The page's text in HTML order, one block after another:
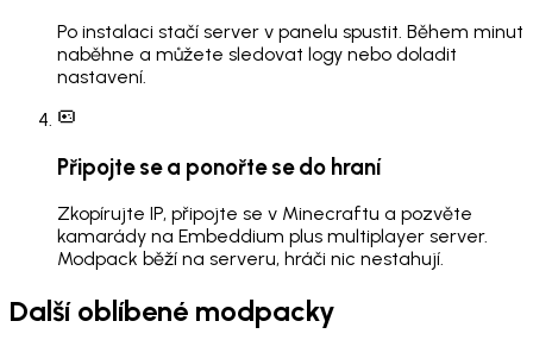
Po instalaci stačí server v panelu spustit. Během minut
naběhne a můžete sledovat logy nebo doladit
nastavení.
Připojte se a ponořte se do hraní
Zkopírujte IP, připojte se v Minecraftu a pozvěte
kamarády na Embeddium plus multiplayer server.
Modpack běží na serveru, hráči nic nestahují.
Další oblíbené modpacky